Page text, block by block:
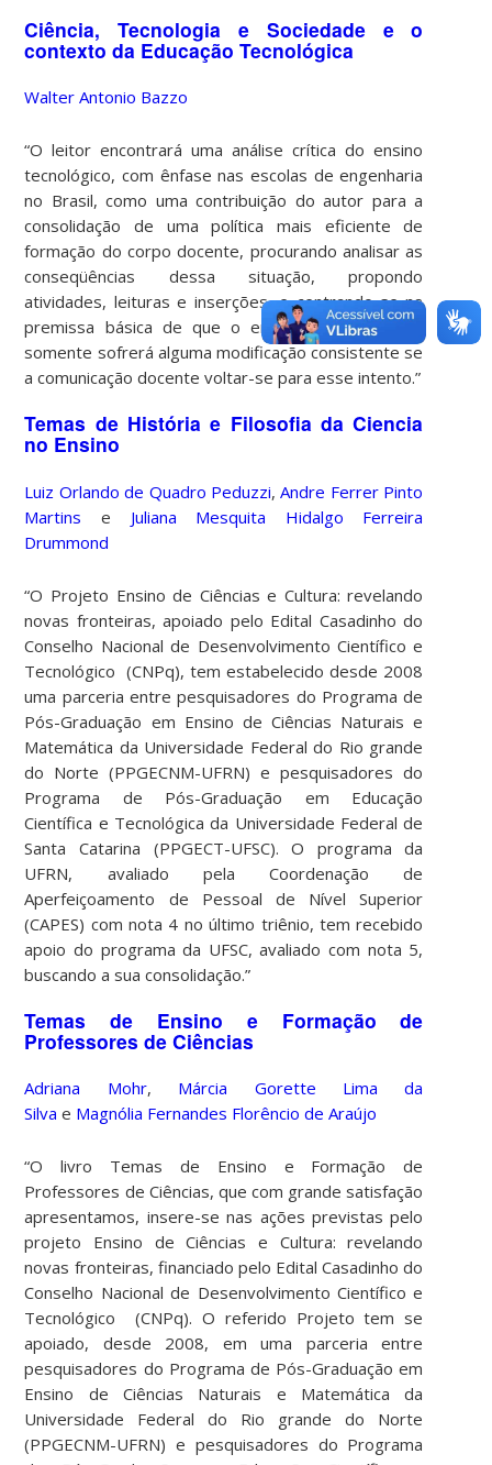
Ciência, Tecnologia e Sociedade e o
contexto da Educação Tecnológica
Walter Antonio Bazzo
“O leitor encontrará uma análise crítica do ensino
tecnológico, com ênfase nas escolas de engenharia
no Brasil, como uma contribuição do autor para a
consolidação de uma política mais eficiente de
formação do corpo docente, procurando analisar as
conseqüências dessa situação, propondo
atividades, leituras e inserções, e centrando-se na
premissa básica de que o ensino de engenharia
somente sofrerá alguma modificação consistente se
a comunicação docente voltar-se para esse intento.”
Temas de História e Filosofia da Ciencia
no Ensino
Luiz Orlando de Quadro Peduzzi,Andre Ferrer Pinto
Martins e Juliana Mesquita Hidalgo Ferreira
Drummond
“O Projeto Ensino de Ciências e Cultura: revelando
novas fronteiras, apoiado pelo Edital Casadinho do
Conselho Nacional de Desenvolvimento Científico e
Tecnológico (CNPq), tem estabelecido desde 2008
uma parceria entre pesquisadores do Programa de
Pós-Graduação em Ensino de Ciências Naturais e
Matemática da Universidade Federal do Rio grande
do Norte (PPGECNM-UFRN) e pesquisadores do
Programa de Pós-Graduação em Educação
Científica e Tecnológica da Universidade Federal de
Santa Catarina (PPGECT-UFSC). O programa da
UFRN, avaliado pela Coordenação de
Aperfeiçoamento de Pessoal de Nível Superior
(CAPES) com nota 4 no último triênio, tem recebido
apoio do programa da UFSC, avaliado com nota 5,
buscando a sua consolidação.”
Temas de Ensino e Formação de
Professores de Ciências
Adriana Mohr, Márcia Gorette Lima da
Silva e Magnólia Fernandes Florêncio de Araújo
“O livro Temas de Ensino e Formação de
Professores de Ciências, que com grande satisfação
apresentamos, insere-se nas ações previstas pelo
projeto Ensino de Ciências e Cultura: revelando
novas fronteiras, financiado pelo Edital Casadinho do
Conselho Nacional de Desenvolvimento Científico e
Tecnológico (CNPq). O referido Projeto tem se
apoiado, desde 2008, em uma parceria entre
pesquisadores do Programa de Pós-Graduação em
Ensino de Ciências Naturais e Matemática da
Universidade Federal do Rio grande do Norte
(PPGECNM-UFRN) e pesquisadores do Programa